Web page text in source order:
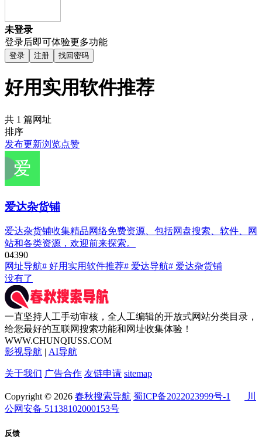
未登录
登录后即可体验更多功能
登录 注册 找回密码
好用实用软件推荐
共 1 篇网址
排序
发布更新浏览点赞
爱达杂货铺
爱达杂货铺收集精品网络免费资源、包括网盘搜索、软件、网
站和各类资源，欢迎前来探索。
04390
网址导航# 好用实用软件推荐# 爱达导航# 爱达杂货铺
没有了
一直坚持人工手动审核，全人工编辑的开放式网站分类目录，
给您最好的互联网搜索功能和网址收集体验！
WWW.CHUNQIUSS.COM
影视导航 | AI导航
关于我们 广告合作 友链申请 sitemap
Copyright © 2026 春秋搜索导航 蜀ICP备2022023999号-1
川
公网安备 51138102000153号
反馈